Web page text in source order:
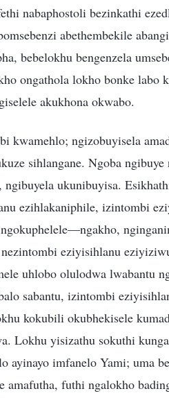
nabaphostoli bezinkathi
abethembekile
bebelokhu bengenzela
ongathola lokho bonke labo
akukhona okwabo.
kwamehlo; ngizobuyisela
sihlangane. Ngoba
ukunibuyisa.
ezihlakaniphile, izintombi
eziyisihlanu
uhlobo olulodwa lwabantu
sabantu, izintombi
kokubili okubhekisele
Lokhu yisizathu sokuthi
ayinayo imfanelo Yami; uma
amafutha, futhi ngalokho